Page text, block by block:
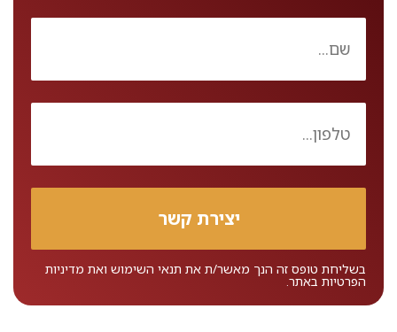
בשליחת טופס זה הנך מאשר/ת את תנאי השימוש ואת מדיניות
הפרטיות באתר.